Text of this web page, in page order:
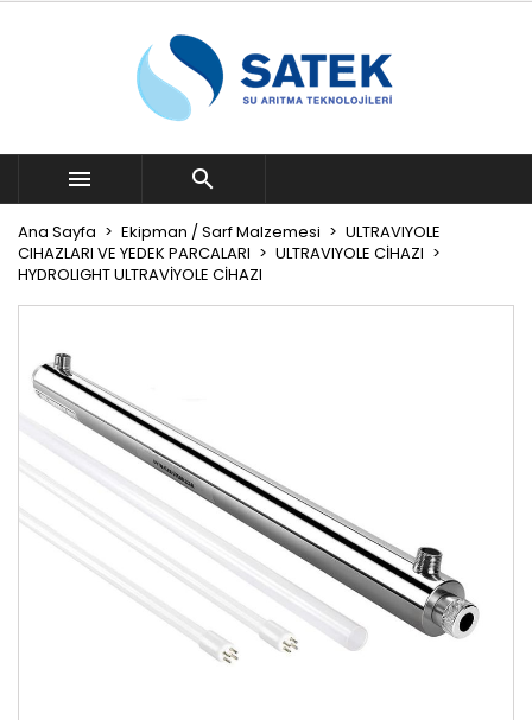
 
Ana Sayfa Ekipman / Sarf Malzemesi
ULTRAVIYOLE
CIHAZLARI VE YEDEK PARCALARI
ULTRAVIYOLE CİHAZI
HYDROLIGHT ULTRAVİYOLE CİHAZI